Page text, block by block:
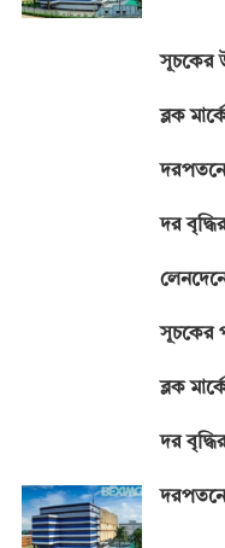
সূচকের
ব্লক
দর
সূচকের
ব্লক
দর